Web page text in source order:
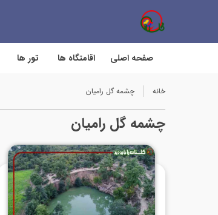
صفحه اصلی اقامتگاه ها تور ها
خانه چشمه گل رامیان
چشمه گل رامیان